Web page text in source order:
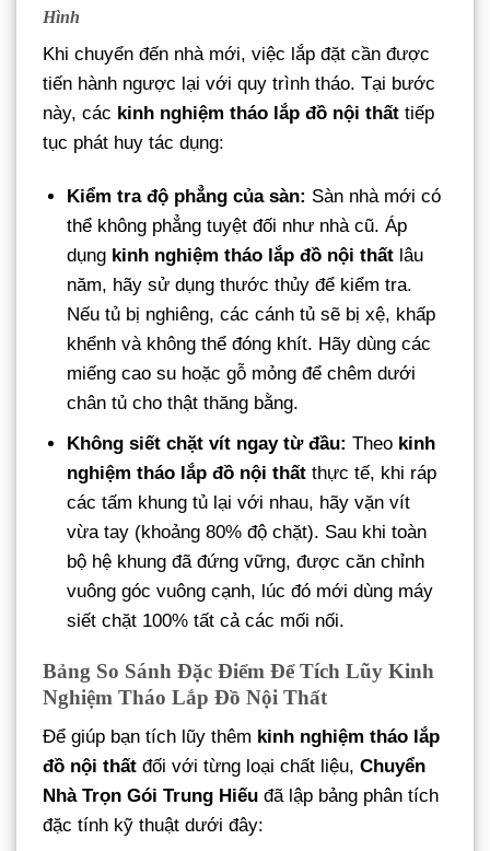
Hình
Khi chuyển đến nhà mới, việc lắp đặt cần được
tiến hành ngược lại với quy trình tháo. Tại bước
này, các kinh nghiệm tháo lắp đồ nội thất tiếp
tục phát huy tác dụng:
Kiểm tra độ phẳng của sàn: Sàn nhà mới có
thể không phẳng tuyệt đối như nhà cũ. Áp
dụng kinh nghiệm tháo lắp đồ nội thất lâu
năm, hãy sử dụng thước thủy để kiểm tra.
Nếu tủ bị nghiêng, các cánh tủ sẽ bị xệ, khấp
khểnh và không thể đóng khít. Hãy dùng các
miếng cao su hoặc gỗ mỏng để chêm dưới
chân tủ cho thật thăng bằng.
Không siết chặt vít ngay từ đầu: Theo kinh
nghiệm tháo lắp đồ nội thất thực tế, khi ráp
các tấm khung tủ lại với nhau, hãy vặn vít
vừa tay (khoảng 80% độ chặt). Sau khi toàn
bộ hệ khung đã đứng vững, được căn chỉnh
vuông góc vuông cạnh, lúc đó mới dùng máy
siết chặt 100% tất cả các mối nối.
Bảng So Sánh Đặc Điểm Để Tích Lũy Kinh
Nghiệm Tháo Lắp Đồ Nội Thất
Để giúp bạn tích lũy thêm kinh nghiệm tháo lắp
đồ nội thất đối với từng loại chất liệu, Chuyển
Nhà Trọn Gói Trung Hiếu đã lập bảng phân tích
đặc tính kỹ thuật dưới đây: